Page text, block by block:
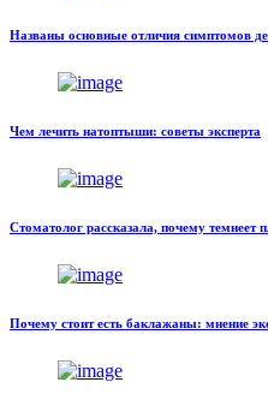
Названы основные отличия симптомов
Чем лечить натоптыши: советы эксперта
Стоматолог рассказала, почему темнеет
Почему стоит есть баклажаны: мнение